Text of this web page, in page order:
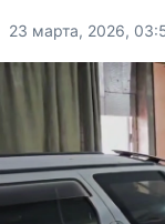
23 марта, 2026,